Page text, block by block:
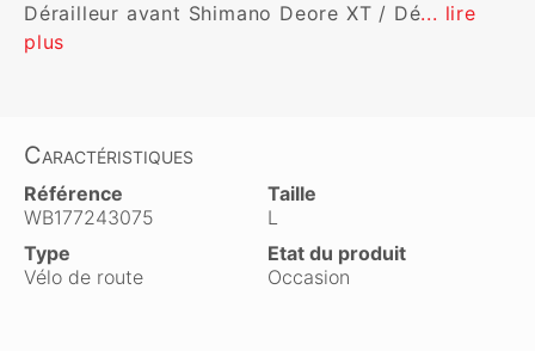
Dérailleur avant Shimano Deore XT / Dé... lire
plus
Caractéristiques
Référence
WB177243075
Taille
L
Type
Vélo de route
Etat du produit
Occasion